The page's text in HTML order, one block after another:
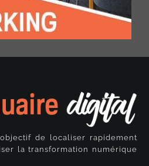
de localiser rapidement
la transformation numérique